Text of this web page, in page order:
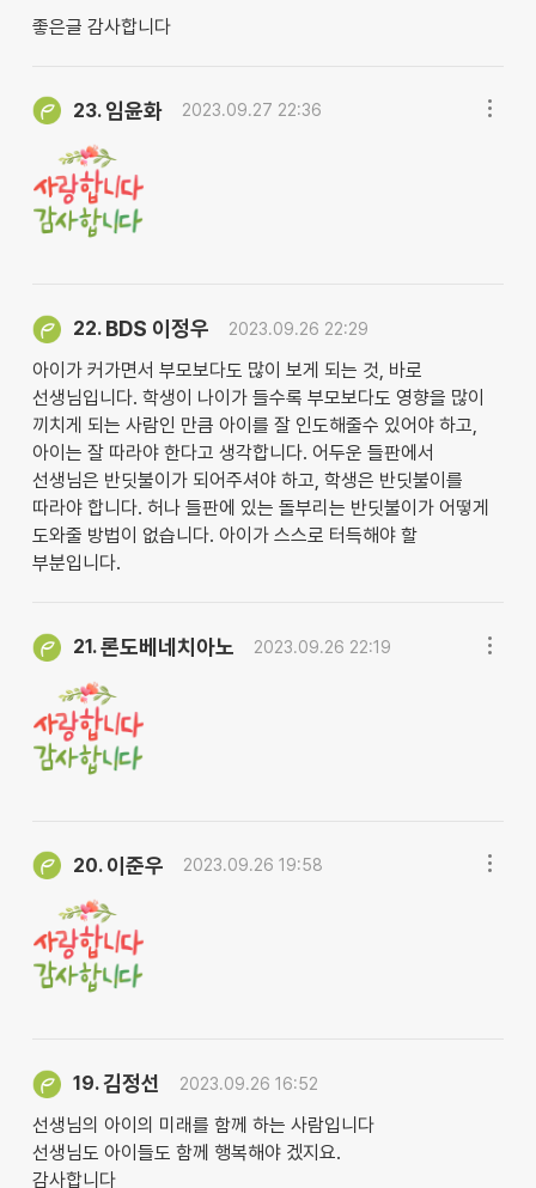
좋은글 감사합니다
23. 임윤화 2023.09.27 22:36
22. BDS 이정우 2023.09.26 22:29
아이가 커가면서 부모보다도 많이 보게 되는 것, 바로
선생님입니다. 학생이 나이가 들수록 부모보다도 영향을 많이
끼치게 되는 사람인 만큼 아이를 잘 인도해줄수 있어야 하고,
아이는 잘 따라야 한다고 생각합니다. 어두운 들판에서
선생님은 반딧불이가 되어주셔야 하고, 학생은 반딧불이를
따라야 합니다. 허나 들판에 있는 돌부리는 반딧불이가 어떻게
도와줄 방법이 없습니다. 아이가 스스로 터득해야 할
부분입니다.
21.론도베네치아노 2023.09.26 22:19
20. 이준우 2023.09.26 19:58
19.김정선 2023.09.26 16:52
선생님의 아이의 미래를 함께 하는 사람입니다
선생님도 아이들도 함께 행복해야 겠지요.
감사합니다